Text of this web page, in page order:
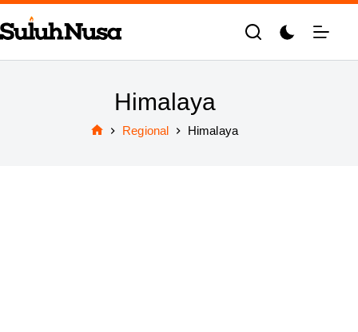
Skip
to
content
Himalaya
Regional Himalaya